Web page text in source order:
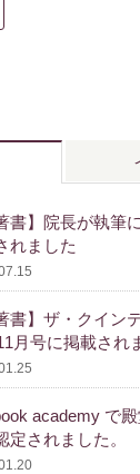
書】院長が執筆
れました
書】ザ・クイン
月号に掲載され
academy で
定されました。